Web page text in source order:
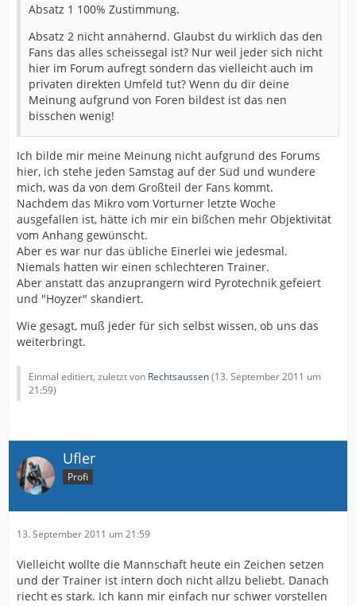
Absatz 1 100% Zustimmung.
Absatz 2 nicht annähernd. Glaubst du wirklich das den
Fans das alles scheissegal ist? Nur weil jeder sich nicht
hier im Forum aufregt sondern das vielleicht auch im
privaten direkten Umfeld tut? Wenn du dir deine
Meinung aufgrund von Foren bildest ist das nen
bisschen wenig!
Ich bilde mir meine Meinung nicht aufgrund des Forums
hier, ich stehe jeden Samstag auf der Süd und wundere
mich, was da von dem Großteil der Fans kommt.
Nachdem das Mikro vom Vorturner letzte Woche
ausgefallen ist, hätte ich mir ein bißchen mehr Objektivität
vom Anhang gewünscht.
Aber es war nur das übliche Einerlei wie jedesmal.
Niemals hatten wir einen schlechteren Trainer.
Aber anstatt das anzuprangern wird Pyrotechnik gefeiert
und "Hoyzer" skandiert.
Wie gesagt, muß jeder für sich selbst wissen, ob uns das
weiterbringt.
Einmal editiert, zuletzt von Rechtsaussen(13. September 2011 um
21:59)
Ufler
Profi
13. September 2011 um 21:59
Vielleicht wollte die Mannschaft heute ein Zeichen setzen
und der Trainer ist intern doch nicht allzu beliebt. Danach
riecht es stark. Ich kann mir einfach nur schwer vorstellen